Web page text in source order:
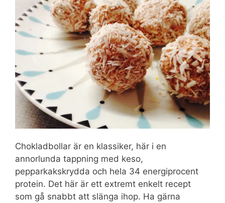
Chokladbollar är en klassiker, här i en
annorlunda tappning med keso,
pepparkakskrydda och hela 34 energiprocent
protein. Det här är ett extremt enkelt recept
som gå snabbt att slänga ihop. Ha gärna